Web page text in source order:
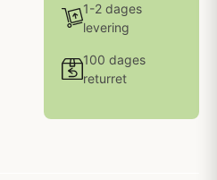
1-2 dages
levering
100 dages
returret